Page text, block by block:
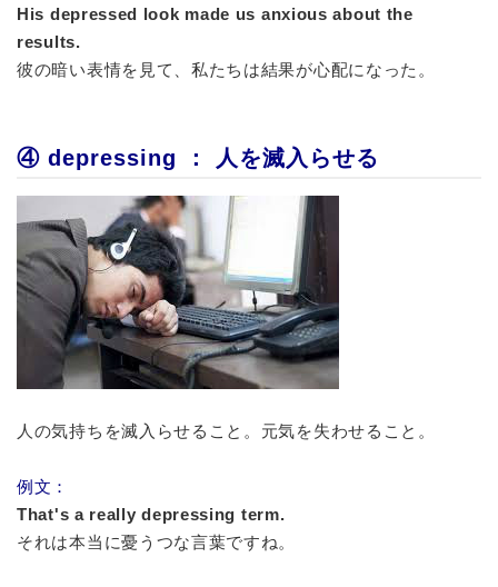
His depressed look made us anxious about the
results.
彼の暗い表情を見て、私たちは結果が心配になった。
④ depressing ： 人を滅入らせる
人の気持ちを滅入らせること。元気を失わせること。
例文：
That's a really depressing term.
それは本当に憂うつな言葉ですね。